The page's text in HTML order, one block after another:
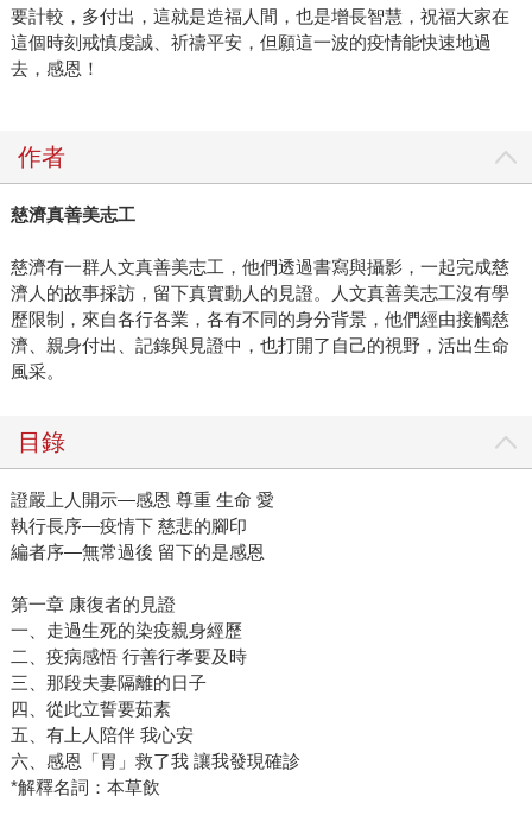
要計較，多付出，這就是造福人間，也是增長智慧，祝福大家在
這個時刻戒慎虔誠、祈禱平安，但願這一波的疫情能快速地過
去，感恩！
作者
慈濟真善美志工
慈濟有一群人文真善美志工，他們透過書寫與攝影，一起完成慈
濟人的故事採訪，留下真實動人的見證。人文真善美志工沒有學
歷限制，來自各行各業，各有不同的身分背景，他們經由接觸慈
濟、親身付出、記錄與見證中，也打開了自己的視野，活出生命
風采。
目錄
證嚴上人開示—感恩 尊重 生命 愛
執行長序—疫情下 慈悲的腳印
編者序—無常過後 留下的是感恩
第一章 康復者的見證
一、走過生死的染疫親身經歷
二、疫病感悟 行善行孝要及時
三、那段夫妻隔離的日子
四、從此立誓要茹素
五、有上人陪伴 我心安
六、感恩「胃」救了我 讓我發現確診
*解釋名詞：本草飲